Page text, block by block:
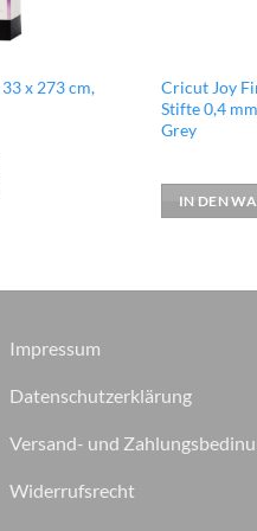
x 273 cm,
Cricut Joy
Stifte 0,4
Grey
IN DEN
Impressum
Datenschutzerklärung
Versand- und
Widerrufsrecht